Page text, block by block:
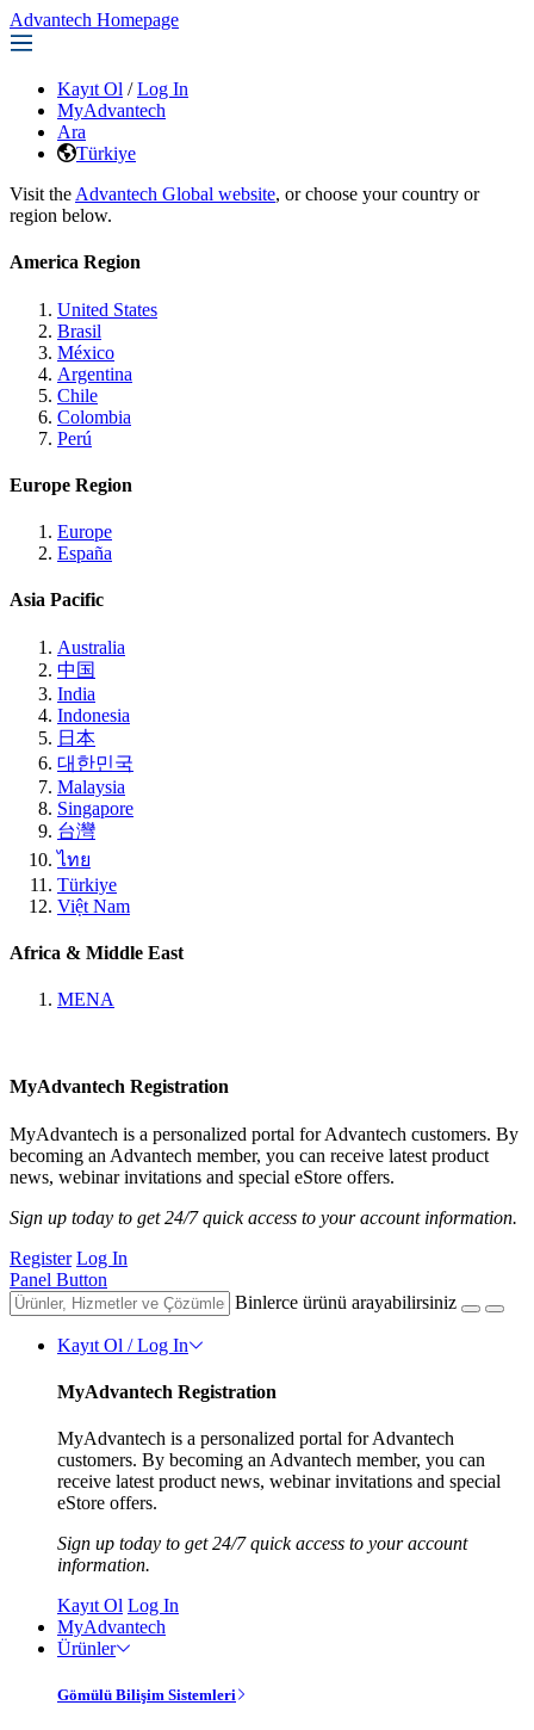
Advantech Homepage
Kayıt Ol / Log In
MyAdvantech
Ara
Türkiye
Visit the Advantech Global website, or choose your country or
region below.
America Region
United States
Brasil
México
Argentina
Chile
Colombia
Perú
Europe Region
Europe
España
Asia Pacific
Australia
中国
India
Indonesia
日本
대한민국
Malaysia
Singapore
台灣
ไทย
Türkiye
Việt Nam
Africa & Middle East
MENA
MyAdvantech Registration
MyAdvantech is a personalized portal for Advantech customers. By
becoming an Advantech member, you can receive latest product
news, webinar invitations and special eStore offers.
Sign up today to get 24/7 quick access to your account information.
Register Log In
Panel Button
Binlerce ürünü arayabilirsiniz
Kayıt Ol / Log In
MyAdvantech Registration
MyAdvantech is a personalized portal for Advantech
customers. By becoming an Advantech member, you can
receive latest product news, webinar invitations and special
eStore offers.
Sign up today to get 24/7 quick access to your account
information.
Kayıt Ol Log In
MyAdvantech
Ürünler
Gömülü Bilişim Sistemleri